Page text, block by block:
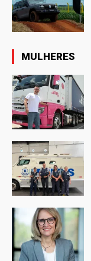
MULHERES